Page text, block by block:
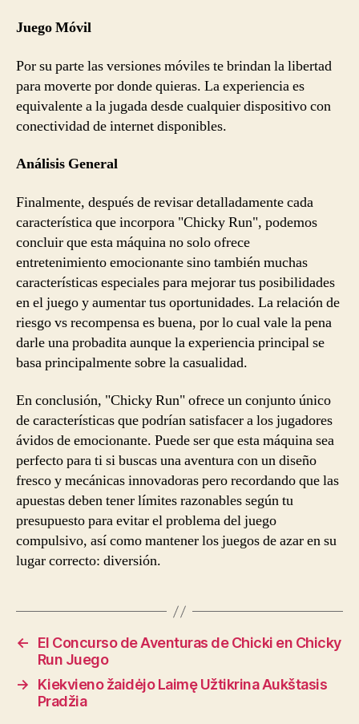
Juego Móvil
Por su parte las versiones móviles te brindan la libertad
para moverte por donde quieras. La experiencia es
equivalente a la jugada desde cualquier dispositivo con
conectividad de internet disponibles.
Análisis General
Finalmente, después de revisar detalladamente cada
característica que incorpora "Chicky Run", podemos
concluir que esta máquina no solo ofrece
entretenimiento emocionante sino también muchas
características especiales para mejorar tus posibilidades
en el juego y aumentar tus oportunidades. La relación de
riesgo vs recompensa es buena, por lo cual vale la pena
darle una probadita aunque la experiencia principal se
basa principalmente sobre la casualidad.
En conclusión, "Chicky Run" ofrece un conjunto único
de características que podrían satisfacer a los jugadores
ávidos de emocionante. Puede ser que esta máquina sea
perfecto para ti si buscas una aventura con un diseño
fresco y mecánicas innovadoras pero recordando que las
apuestas deben tener límites razonables según tu
presupuesto para evitar el problema del juego
compulsivo, así como mantener los juegos de azar en su
lugar correcto: diversión.
←
El Concurso de Aventuras de Chicki en Chicky
Run Juego
→
Kiekvieno žaidėjo Laimę Užtikrina Aukštasis
Pradžia